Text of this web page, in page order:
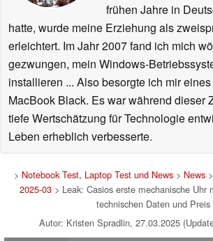
frühen Jahre in
hatte, wurde meine Erziehung als
erleichtert. Im Jahr 2007 fand ich mich
gezwungen, mein Windows-
installieren ... Also besorgte ich mir
MacBook Black. Es war während dieser
tiefe Wertschätzung für Technologie
Leben erheblich verbesserte.
> Notebook Test, Laptop Test und News> News>
2025-03 > Leak: Casios erste mechanische Uhr
technischen Daten und Preis
Autor: Kristen Spradlin, 27.03.2025